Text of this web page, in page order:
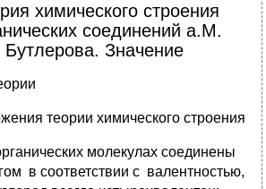
химического строения
соединений а.М.
Бутлерова. Значение
теории химического строения
молекулах соединены
в соответствии с валентностью,